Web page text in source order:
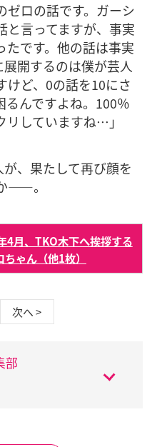
ゼロの話です。ガーシ
と言ってますが、事実
たです。他の話は事実
開するのは僕が芸人
けど、0の話を10にさ
るんですよね。100％
リしていますね…」
が、果たして再び顔を
――。
4月、TKO木下へ挨拶する
ゃん（他1枚）
次へ >
部